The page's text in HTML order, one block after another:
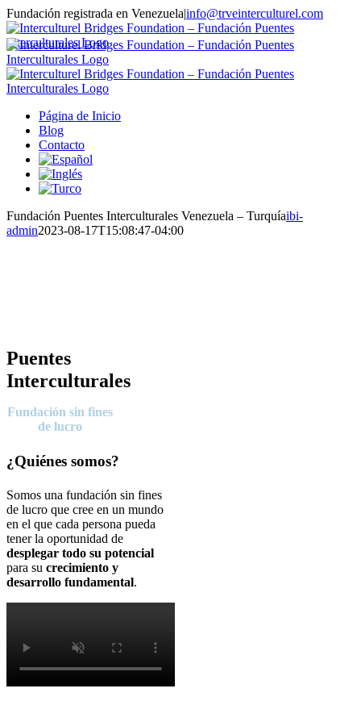
Saltar
al
contenido
Fundación registrada en Venezuela|info@trveinterculturel.com
Instagram
Página de Inicio
Blog
Contacto
Fundación Puentes Interculturales Venezuela – Turquíaibi-
admin2023-08-17T15:08:47-04:00
Puentes
Interculturales
Fundación sin fines
de lucro
¿Quiénes somos?
Somos una fundación sin fines
de lucro que cree en un mundo
en el que cada persona pueda
tener la oportunidad de
desplegar todo su potencial
para su crecimiento y
desarrollo fundamental.